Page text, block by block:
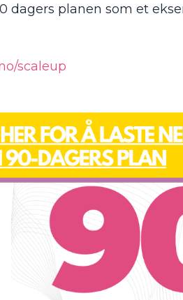
dagers planen som et
scaleup